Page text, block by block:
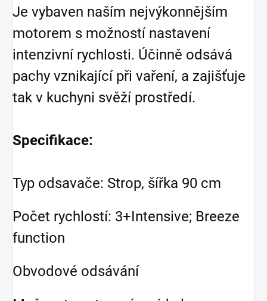
Je vybaven naším nejvýkonnějším
motorem s možností nastavení
intenzivní rychlosti. Účinně odsává
pachy vznikající při vaření, a zajišťuje
tak v kuchyni svěží prostředí.
Specifikace:
Typ odsavače: Strop, šířka 90 cm
Počet rychlostí: 3+Intensive; Breeze
function
Obvodové odsávání